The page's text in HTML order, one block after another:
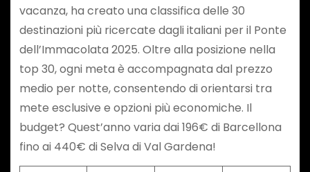
vacanza, ha creato una classifica delle 30
destinazioni più ricercate dagli italiani per il Ponte
dell’Immacolata 2025. Oltre alla posizione nella
top 30, ogni meta è accompagnata dal prezzo
medio per notte, consentendo di orientarsi tra
mete esclusive e opzioni più economiche. Il
budget? Quest’anno varia dai 196€ di Barcellona
fino ai 440€ di Selva di Val Gardena!